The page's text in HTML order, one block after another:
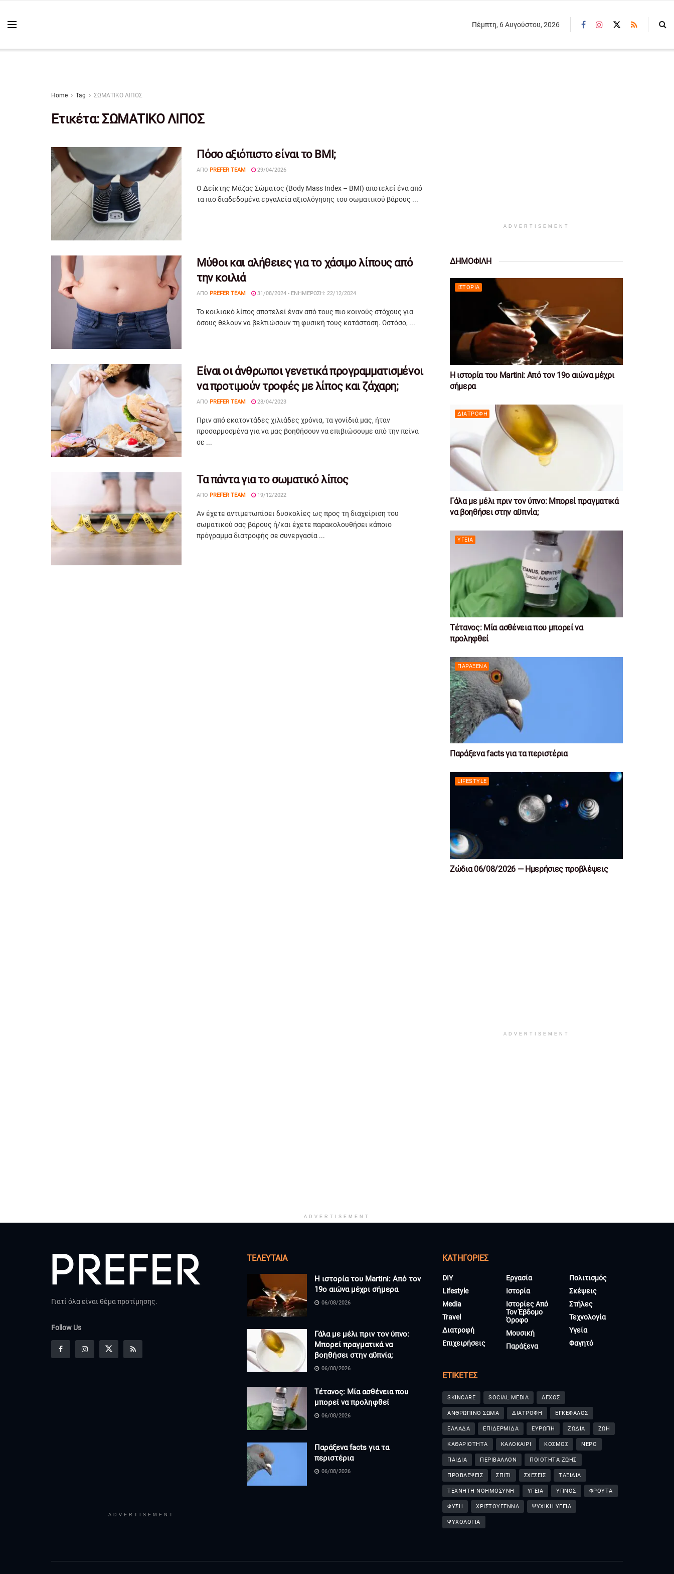
Πέμπτη, 6 Αυγούστου, 2026
Home Tag ΣΩΜΑΤΙΚΟ ΛΙΠΟΣ
Ετικέτα:ΣΩΜΑΤΙΚΟ ΛΙΠΟΣ
Πόσο αξιόπιστο είναι το BMI;
ΑΠΌ PREFER TEAM 29/04/2026
Ο Δείκτης Μάζας Σώματος (Body Mass Index – BMI) αποτελεί ένα από
τα πιο διαδεδομένα εργαλεία αξιολόγησης του σωματικού βάρους ...
Μύθοι και αλήθειες για το χάσιμο λίπους από
την κοιλιά
ΑΠΌ PREFER TEAM 31/08/2024 - ΕΝΗΜΈΡΩΣΗ: 22/12/2024
Το κοιλιακό λίπος αποτελεί έναν από τους πιο κοινούς στόχους για
όσους θέλουν να βελτιώσουν τη φυσική τους κατάσταση. Ωστόσο, ...
Είναι οι άνθρωποι γενετικά προγραμματισμένοι
να προτιμούν τροφές με λίπος και ζάχαρη;
ΑΠΌ PREFER TEAM 28/04/2023
Πριν από εκατοντάδες χιλιάδες χρόνια, τα γονίδιά μας, ήταν
προσαρμοσμένα για να μας βοηθήσουν να επιβιώσουμε από την πείνα
σε ...
Τα πάντα για το σωματικό λίπος
ΑΠΌ PREFER TEAM 19/12/2022
Αν έχετε αντιμετωπίσει δυσκολίες ως προς τη διαχείριση του
σωματικού σας βάρους ή/και έχετε παρακολουθήσει κάποιο
πρόγραμμα διατροφής σε συνεργασία ...
ADVERTISEMENT
ΔΗΜΟΦΙΛΗ
ΙΣΤΟΡΊΑ
Η ιστορία του Martini: Από τον 19ο αιώνα μέχρι
σήμερα
ΔΙΑΤΡΟΦΉ
Γάλα με μέλι πριν τον ύπνο: Μπορεί πραγματικά
να βοηθήσει στην αϋπνία;
ΥΓΕΊΑ
Τέτανος: Μία ασθένεια που μπορεί να
προληφθεί
ΠΑΡΆΞΕΝΑ
Παράξενα facts για τα περιστέρια
LIFESTYLE
Ζώδια 06/08/2026 — Ημερήσιες προβλέψεις
ADVERTISEMENT
ADVERTISEMENT
Γιατί όλα είναι θέμα προτίμησης.
Follow Us
ADVERTISEMENT
ΤΕΛΕΥΤΑΊΑ
Η ιστορία του Martini: Από τον
19ο αιώνα μέχρι σήμερα
06/08/2026
Γάλα με μέλι πριν τον ύπνο:
Μπορεί πραγματικά να
βοηθήσει στην αϋπνία;
06/08/2026
Τέτανος: Μία ασθένεια που
μπορεί να προληφθεί
06/08/2026
Παράξενα facts για τα
περιστέρια
06/08/2026
KΑΤΗΓΟΡΊΕΣ
DIY
Lifestyle
Media
Travel
Διατροφή
Επιχειρήσεις
Εργασία
Ιστορία
Ιστορίες Από
Τον Έβδομο
Όροφο
Μουσική
Παράξενα
Πολιτισμός
Σκέψεις
Στήλες
Τεχνολογία
Υγεία
Φαγητό
ΕΤΙΚΈΤΕΣ
SKINCARE SOCIAL MEDIA ΑΓΧΟΣ
ΑΝΘΡΩΠΙΝΟ ΣΩΜΑ ΔΙΑΤΡΟΦΗ ΕΓΚΕΦΑΛΟΣ
ΕΛΛΑΔΑ ΕΠΙΔΕΡΜΙΔΑ ΕΥΡΩΠΗ ΖΩΔΙΑ ΖΩΗ
ΚΑΘΑΡΙΟΤΗΤΑ ΚΑΛΟΚΑΙΡΙ ΚΟΣΜΟΣ ΝΕΡΟ
ΠΑΙΔΙΑ ΠΕΡΙΒΑΛΛΟΝ ΠΟΙΟΤΗΤΑ ΖΩΗΣ
ΠΡΟΒΛΕΨΕΙΣ ΣΠΙΤΙ ΣΧΕΣΕΙΣ ΤΑΞΙΔΙΑ
ΤΕΧΝΗΤΗ ΝΟΗΜΟΣΥΝΗ ΥΓΕΙΑ ΥΠΝΟΣ ΦΡΟΥΤΑ
ΦΥΣΗ ΧΡΙΣΤΟΥΓΕΝΝΑ ΨΥΧΙΚΗ ΥΓΕΙΑ
ΨΥΧΟΛΟΓΙΑ